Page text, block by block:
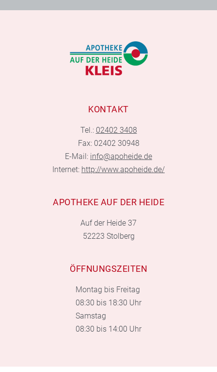
KONTAKT
Tel.: 02402 3408
Fax: 02402 30948
E-Mail: info@apoheide.de
Internet: http://www.apoheide.de/
APOTHEKE AUF DER HEIDE
Auf der Heide 37
52223 Stolberg
ÖFFNUNGSZEITEN
Montag bis Freitag
08:30 bis 18:30 Uhr
Samstag
08:30 bis 14:00 Uhr